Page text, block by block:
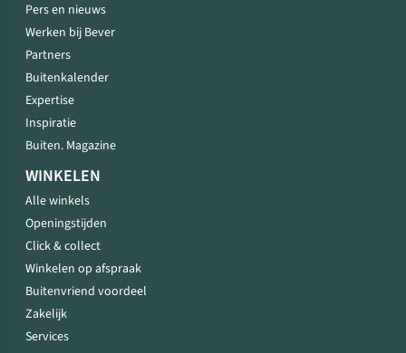
Pers en nieuws
Werken bij Bever
Partners
Buitenkalender
Expertise
Inspiratie
Buiten. Magazine
WINKELEN
Alle winkels
Openingstijden
Click & collect
Winkelen op afspraak
Buitenvriend voordeel
Zakelijk
Services